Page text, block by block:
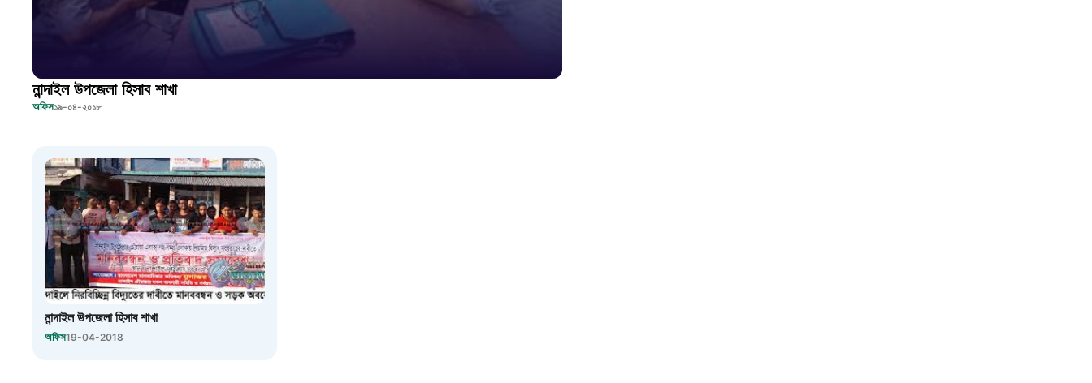
নান্দাইল উপজেলা হিসাব শাখা
অফিস১৯-০৪-২০১৮
নান্দাইল উপজেলা হিসাব শাখা
অফিস19-04-2018